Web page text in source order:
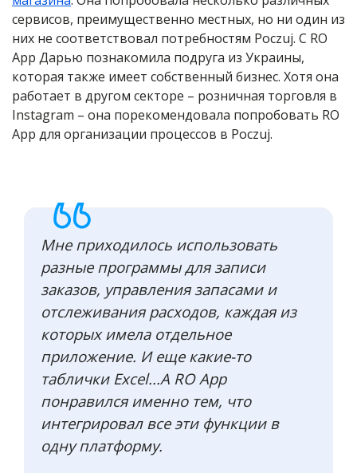
сервисов, преимущественно местных, но ни один из
них не соответствовал потребностям Poczuj. С RO
App Дарью познакомила подруга из Украины,
которая также имеет собственный бизнес. Хотя она
работает в другом секторе – розничная торговля в
Instagram – она порекомендовала попробовать RO
App для организации процессов в Poczuj.
Мне приходилось использовать
разные программы для записи
заказов, управления запасами и
отслеживания расходов, каждая из
которых имела отдельное
приложение. И еще какие-то
таблички Excel...А RO App
понравился именно тем, что
интегрировал все эти функции в
одну платформу.